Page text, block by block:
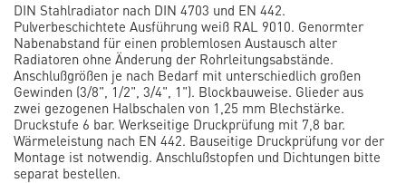
DIN Stahlradiator nach DIN 4703 und EN 442.
Pulverbeschichtete Ausführung weiß RAL 9010. Genormter
Nabenabstand für einen problemlosen Austausch alter
Radiatoren ohne Änderung der Rohrleitungsabstände.
Anschlußgrößen je nach Bedarf mit unterschiedlich großen
Gewinden (3/8", 1/2", 3/4", 1"). Blockbauweise. Glieder aus
zwei gezogenen Halbschalen von 1,25 mm Blechstärke.
Druckstufe 6 bar. Werkseitige Druckprüfung mit 7,8 bar.
Wärmeleistung nach EN 442. Bauseitige Druckprüfung vor der
Montage ist notwendig. Anschlußstopfen und Dichtungen bitte
separat bestellen.